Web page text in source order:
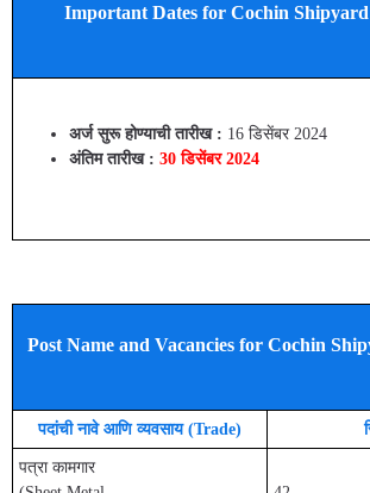
Important Dates for Cochin
अर्ज सुरू होण्याची तारीख : 16 डिसेंबर 2024
अंतिम तारीख : 30 डिसेंबर 2024
Post Name and Vacancies for Cochin
पदांची नावे आणि व्यवसाय (Trade)
पत्रा कामगार